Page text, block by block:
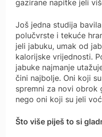
gazirane napitke jeli
Još jedna studija
polučvrste i tekuće
jeli jabuku, umak od
kalorijske vrijednosti.
jabuke najmanje
čini najbolje. Oni koji
spremni za novi obrok
nego oni koji su jeli
Što više piješ to si